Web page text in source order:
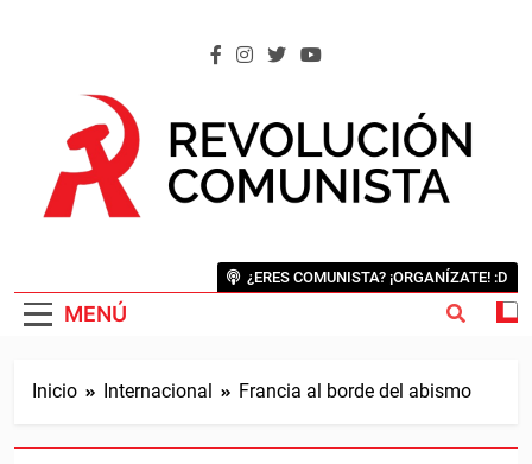
MENÚ
¿ERES COMUNISTA? ¡ORGANÍZATE! :D
Inicio Internacional Francia al borde del abismo